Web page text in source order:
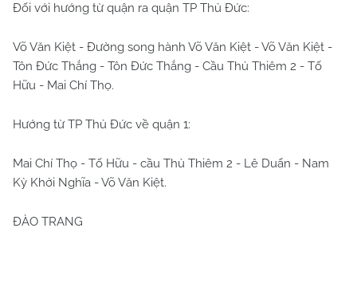
Đối với hướng từ quận ra quận TP Thủ Đức:
Võ Văn Kiệt - Đường song hành Võ Văn Kiệt - Võ Văn Kiệt -
Tôn Đức Thắng - Tôn Đức Thắng - Cầu Thủ Thiêm 2 - Tố
Hữu - Mai Chí Thọ.
Hướng từ TP Thủ Đức về quận 1:
Mai Chí Thọ - Tố Hữu - cầu Thủ Thiêm 2 - Lê Duẩn - Nam
Kỳ Khởi Nghĩa - Võ Văn Kiệt.
ĐÀO TRANG